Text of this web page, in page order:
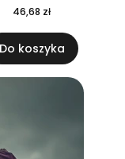
46,68 zł
Do koszyka